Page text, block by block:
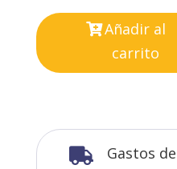
Añadir al
carrito
 Gastos